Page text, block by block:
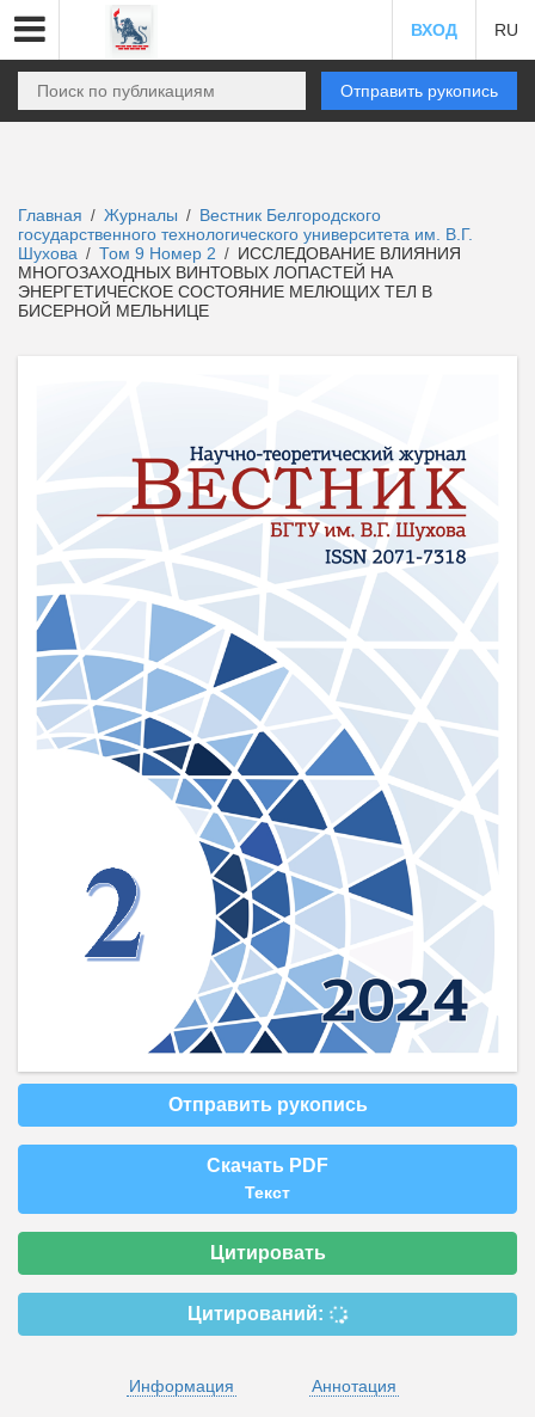
ВХОД RU
Отправить рукопись
Главная / Журналы / Вестник Белгородского
государственного технологического университета им. В.Г.
Шухова / Том 9 Номер 2 / ИССЛЕДОВАНИЕ ВЛИЯНИЯ
МНОГОЗАХОДНЫХ ВИНТОВЫХ ЛОПАСТЕЙ НА
ЭНЕРГЕТИЧЕСКОЕ СОСТОЯНИЕ МЕЛЮЩИХ ТЕЛ В
БИСЕРНОЙ МЕЛЬНИЦЕ
Отправить рукопись
Скачать PDF
Текст
Цитировать
Цитирований:
Информация
Аннотация